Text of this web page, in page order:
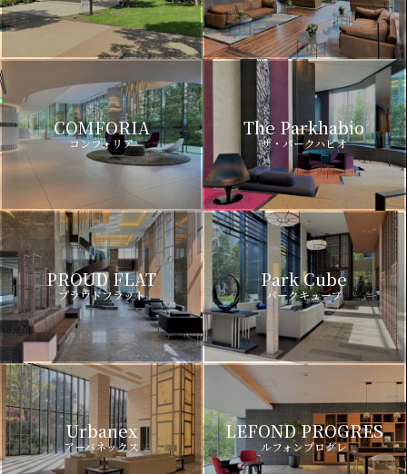
COMFORIA
コンフォリア
The Parkhabio
ザ・パークハビオ
PROUD FLAT
プラウドフラット
Park Cube
パークキューブ
Urbanex
アーバネックス
LEFOND PROGRES
ルフォンプログレ